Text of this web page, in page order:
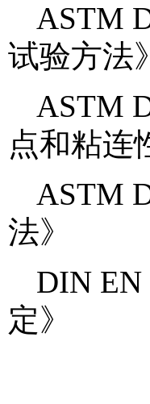
ASTM
试验方法》
ASTM
点和粘连
ASTM
法》
DIN
定》